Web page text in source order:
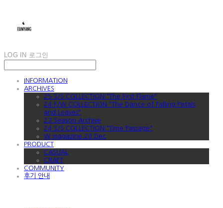
LOG IN 로그인
INFORMATION
ARCHIVES
25 S/S COLLECTION "The First Flame"
24 F/W COLLECTION "The Dance of Falling Petals
and Leaves"
23 Season Archive
24 S/S COLLECTION "Time Passage"
W magazine 20 Dec
PRODUCT
CASUAL
CRAFT
COMMUNITY
후기 안내